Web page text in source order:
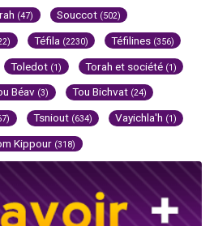
(47) Souccot (502)
Téfila (2230) Téfilines (356)
Toledot (1) Torah et société (1)
Béav (3) Tou Bichvat (24)
Tsniout (634) Vayichla'h (1)
Kippour (318)